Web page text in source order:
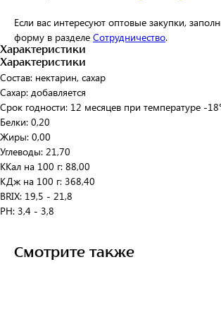
Если вас интересуют оптовые закупки,
форму в разделе Сотрудничество.
Характеристики
Характеристики
Состав: нектарин, сахар
Сахар: добавляется
Срок годности: 12 месяцев при температуре -
Белки: 0,20
Жиры: 0,00
Углеводы: 21,70
ККал на 100 г: 88,00
КДж на 100 г: 368,40
BRIX: 19,5 - 21,8
PH: 3,4 - 3,8
Смотрите также